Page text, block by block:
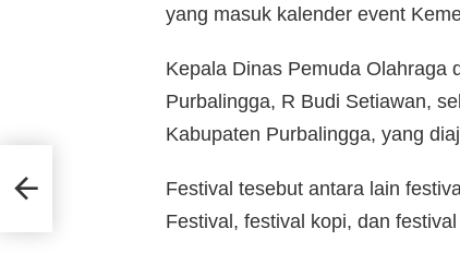
yang masuk kalender event
Kepala Dinas Pemuda Olahraga
Purbalingga, R Budi Setiawan,
Kabupaten Purbalingga, yang
Festival tesebut antara lain
Festival, festival kopi, dan